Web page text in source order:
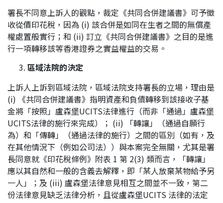
署長不同意上訴人的觀點，裁定《共同合併建議書》可予徵
收從價印花稅，因為 (i) 該合併是如同在生者之間的無償產
權處置般實行；和 (ii) 訂立《共同合併建議書》之目的是進
行一項轉移該等香港證券之實益權益的交易。
區域法院的決定
上訴人上訴到區域法院，區域法院支持署長的立場，理由是
(i) 《共同合併建議書》指明資產和負債轉移到該接收子基
金將「按照」盧森堡UCITS法律進行（而非「通過」盧森堡
UCITS法律的施行來完成）； (ii) 「轉讓」（通過自願行
為）和「傳轉」（通過法律的施行）之間的區別（如有，及
在其他情況下（例如公司法））與本案完全無關，尤其是署
長同意就《印花稅條例》附表 1 第 2(3) 類而言，「轉讓」
應以其自然和一般的含義去解釋，即「某人放棄某物給予另
一人」；及 (iii) 盧森堡法律意見相互之間並不一致，第二
份法律意見缺乏法律分析，且從盧森堡UCITS 法律的法定